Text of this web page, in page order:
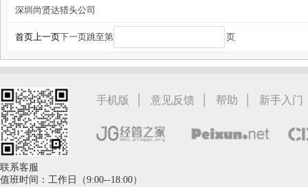
深圳尚贤达猎头公司
首页上一页下一页跳至第 页
手机版 | 意见反馈 | 帮助 | 新手入门
联系客服
值班时间：工作日（9:00--18:00）